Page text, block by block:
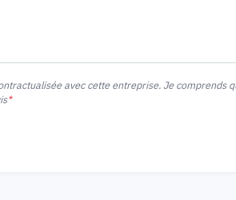
avec cette entreprise. Je comprends
*